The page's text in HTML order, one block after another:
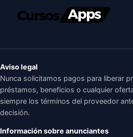
Aviso legal
Nunca solicitamos pagos para liberar
préstamos, beneficios o cualquier
siempre los términos del proveedor
decisión.
Información sobre anunciantes